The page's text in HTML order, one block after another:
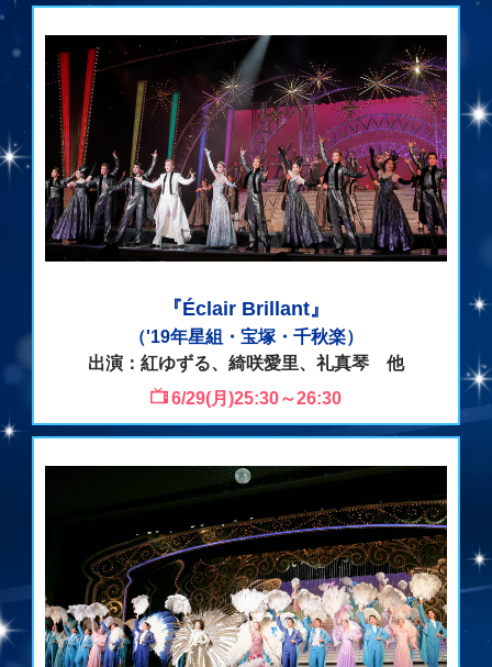
『Éclair Brillant』
（'19年星組・宝塚・千秋楽）
出演：紅ゆずる、綺咲愛里、礼真琴 他
6/29(月)25:30～26:30